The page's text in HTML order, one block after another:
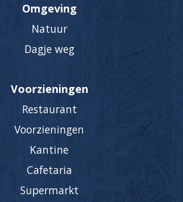
Omgeving
Natuur
Dagje weg
Voorzieningen
Restaurant
Voorzieningen
Kantine
Cafetaria
Supermarkt